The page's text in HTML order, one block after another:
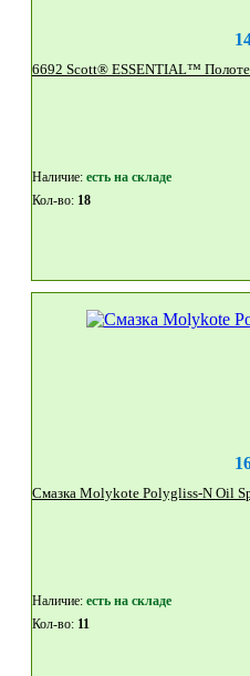
Наличие: eсть на складе
Кол-во: 18
Наличие: eсть на складе
Кол-во: 11